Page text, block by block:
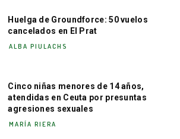
Huelga de Groundforce: 50 vuelos
cancelados en El Prat
ALBA PIULACHS
Cinco niñas menores de 14 años,
atendidas en Ceuta por presuntas
agresiones sexuales
MARÍA RIERA